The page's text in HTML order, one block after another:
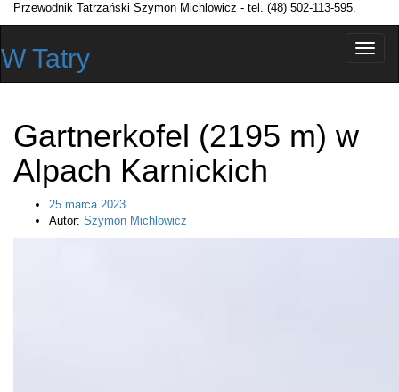
Przewodnik Tatrzański Szymon Michlowicz - tel. (48) 502-113-595.
W Tatry
Gartnerkofel (2195 m) w
Alpach Karnickich
25 marca 2023
Autor: Szymon Michlowicz